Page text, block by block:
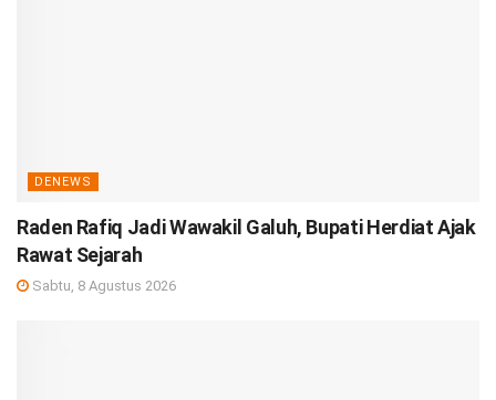
DENEWS
Raden Rafiq Jadi Wawakil Galuh, Bupati Herdiat Ajak
Rawat Sejarah
Sabtu, 8 Agustus 2026